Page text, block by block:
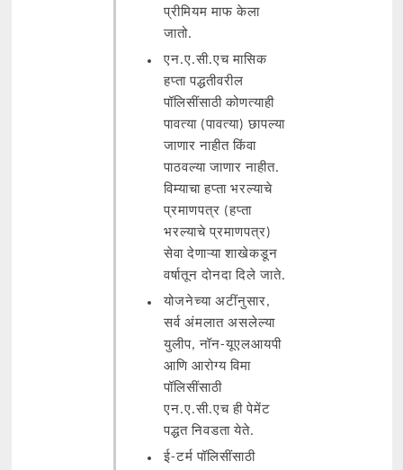
प्रीमियम माफ केला
जातो.
एन.ए.सी.एच मासिक
हप्ता पद्धतीवरील
पॉलिसींसाठी कोणत्याही
पावत्या (पावत्या) छापल्या
जाणार नाहीत किंवा
पाठवल्या जाणार नाहीत.
विम्याचा हप्ता भरल्याचे
प्रमाणपत्र (हप्ता
भरल्याचे प्रमाणपत्र)
सेवा देणाऱ्या शाखेकडून
वर्षातून दोनदा दिले जाते.
योजनेच्या अटींनुसार,
सर्व अंमलात असलेल्या
युलीप, नॉन-यूएलआयपी
आणि आरोग्य विमा
पॉलिसींसाठी
एन.ए.सी.एच ही पेमेंट
पद्धत निवडता येते.
ई-टर्म पॉलिसींसाठी